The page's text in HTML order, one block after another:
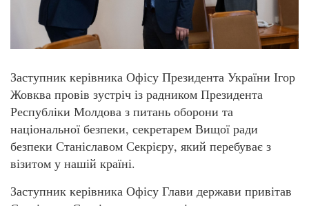
Заступник керівника Офісу Президента України Ігор
Жовква провів зустріч із радником Президента
Республіки Молдова з питань оборони та
національної безпеки, секретарем Вищої ради
безпеки Станіславом Секрієру, який перебуває з
візитом у нашій країні.
Заступник керівника Офісу Глави держави привітав